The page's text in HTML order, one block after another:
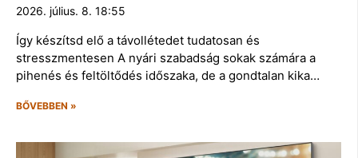
2026. július. 8. 18:55
Így készítsd elő a távollétedet tudatosan és
stresszmentesen A nyári szabadság sokak számára a
pihenés és feltöltődés időszaka, de a gondtalan kika…
BŐVEBBEN »